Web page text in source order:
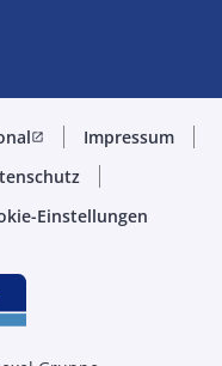
open_in_new
Impressum
Einstellungen